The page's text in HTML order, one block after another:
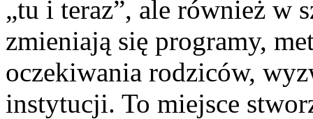
„tu i teraz”, ale również w
zmieniają się programy,
oczekiwania rodziców,
instytucji. To miejsce